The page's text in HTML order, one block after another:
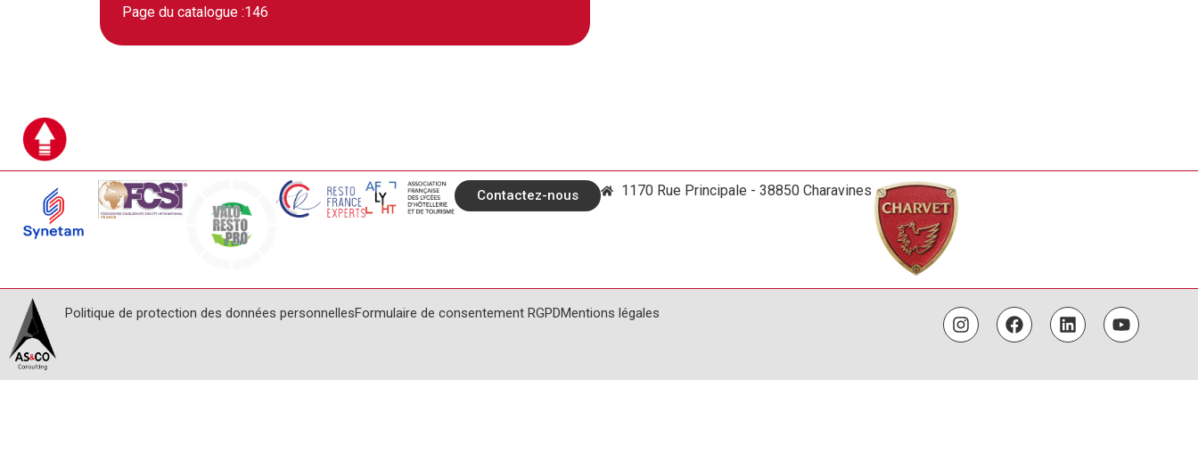
Page du catalogue :146
Contactez-nous 1170 Rue Principale - 38850 Charavines
Politique de protection des données personnellesFormulaire de consentement RGPDMentions légales